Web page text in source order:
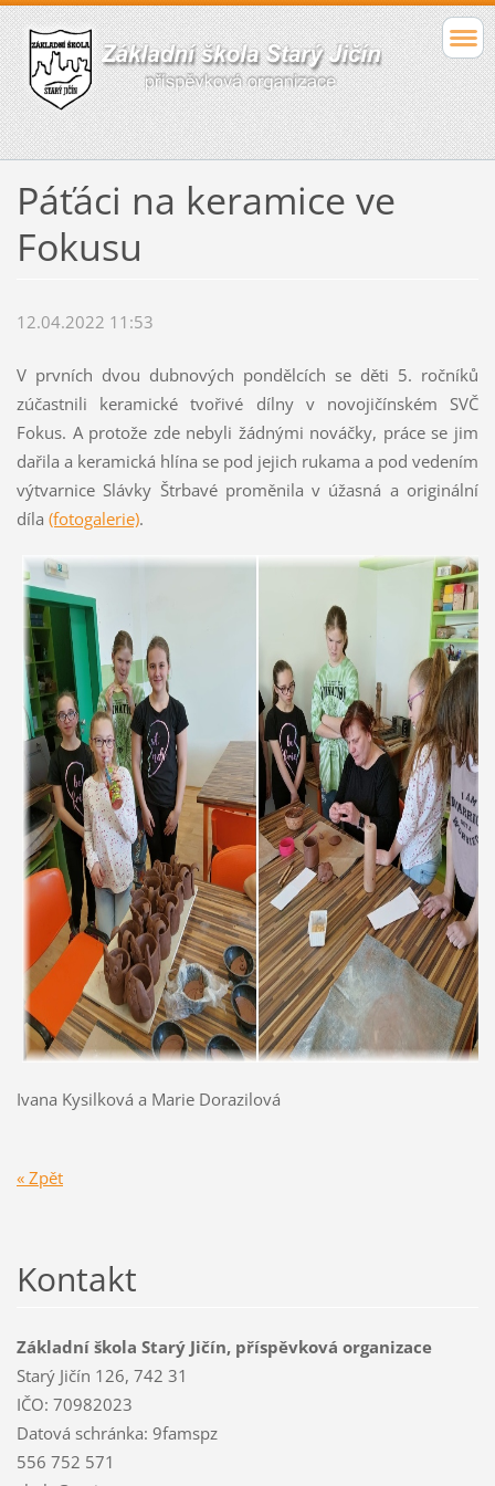
Páťáci na keramice ve
Fokusu
12.04.2022 11:53
V prvních dvou dubnových pondělcích se děti 5. ročníků
zúčastnili keramické tvořivé dílny v novojičínském SVČ
Fokus. A protože zde nebyli žádnými nováčky, práce se jim
dařila a keramická hlína se pod jejich rukama a pod vedením
výtvarnice Slávky Štrbavé proměnila v úžasná a originální
díla (fotogalerie).
Ivana Kysilková a Marie Dorazilová
« Zpět
Kontakt
Základní škola Starý Jičín, příspěvková organizace
Starý Jičín 126, 742 31
IČO: 70982023
Datová schránka: 9famspz
556 752 571